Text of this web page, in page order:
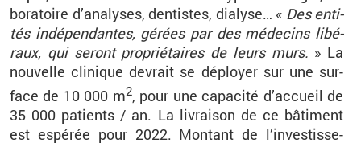
bo­ra­toire d’ana­lyses, den­tistes, dia­lyse… « Des en­ti­
tés in­dé­pen­dantes, gé­rées par des mé­de­cins li­bé­
raux, qui se­ront pro­prié­taires de leurs murs. » La
nou­velle cli­nique de­vrait se dé­ployer sur une sur­
face de 10 000 m2, pour une ca­pa­cité d’ac­cueil de
35 000 pa­tients / an. La li­vrai­son de ce bâ­ti­ment
est es­pé­rée pour 2022. Mon­tant de l’in­ves­tis­se­